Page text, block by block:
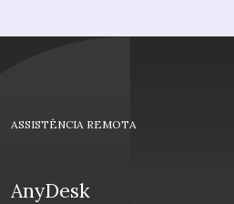
ASSISTÊNCIA REMOTA
AnyDesk